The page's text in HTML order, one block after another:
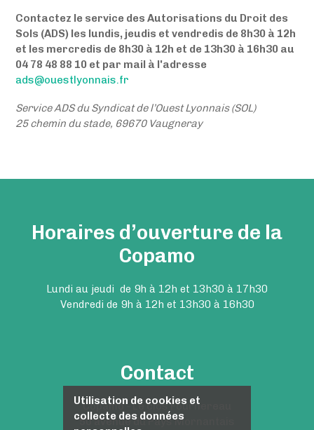
Contactez le service des Autorisations du Droit des
Sols (ADS) les lundis, jeudis et vendredis de 8h30 à 12h
et les mercredis de 8h30 à 12h et de 13h30 à 16h30 au
04 78 48 88 10 et par mail à l'adresse
ads@ouestlyonnais.fr
Service ADS du Syndicat de l’Ouest Lyonnais (SOL)
25 chemin du stade, 69670 Vaugneray
Horaires d’ouverture de la
Copamo
Lundi au jeudi de 9h à 12h et 13h30 à 17h30
Vendredi de 9h à 12h et 13h30 à 16h30
Contact
Copamo - Le clos Fournereau
50 avenue du Pays Mornantais
Utilisation de cookies et
collecte des données